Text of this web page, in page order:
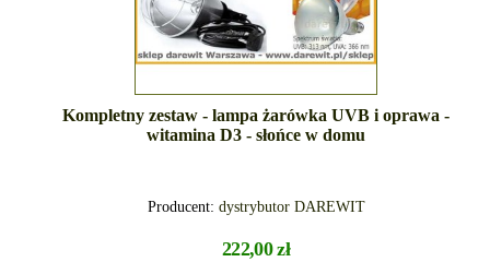
Kompletny zestaw - lampa żarówka UVB i oprawa -
witamina D3 - słońce w domu
Producent: dystrybutor DAREWIT
222,00 zł